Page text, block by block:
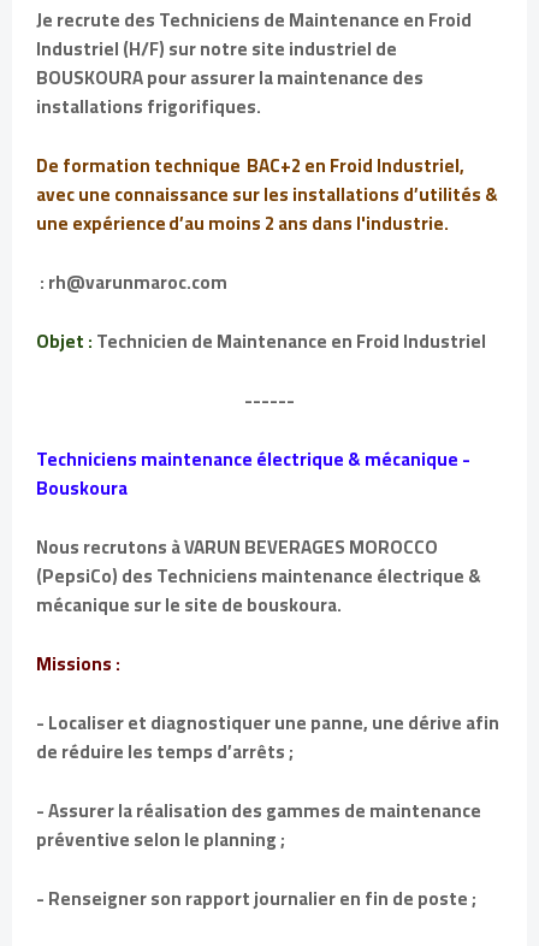
Je recrute des Techniciens de Maintenance en Froid
Industriel (H/F) sur notre site industriel de
BOUSKOURA pour assurer la maintenance des
installations frigorifiques.
De formation technique BAC+2 en Froid Industriel,
avec une connaissance sur les installations d’utilités &
une expérience d’au moins 2 ans dans l'industrie.
: rh@varunmaroc.com
Objet :Technicien de Maintenance en Froid Industriel
------
Techniciens maintenance électrique & mécanique -
Bouskoura
Nous recrutons à VARUN BEVERAGES MOROCCO
(PepsiCo) des Techniciens maintenance électrique &
mécanique sur le site de bouskoura.
Missions :
- Localiser et diagnostiquer une panne, une dérive afin
de réduire les temps d’arrêts ;
- Assurer la réalisation des gammes de maintenance
préventive selon le planning ;
- Renseigner son rapport journalier en fin de poste ;